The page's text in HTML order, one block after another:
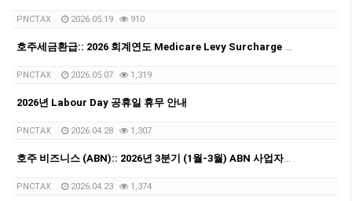
PNCTAX 2026.05.19 910
호주세금환급:: 2026 회계연도 Medicare Levy Surcharge 소득 기준과 세율 정리
PNCTAX 2026.05.07 1,319
2026년 Labour Day 공휴일 휴무 안내
PNCTAX 2026.04.28 1,307
호주 비즈니스 (ABN):: 2026년 3분기 (1월-3월) ABN 사업자 GST/BAS 신청 마감일 안내 (4월28일)
PNCTAX 2026.04.23 1,374